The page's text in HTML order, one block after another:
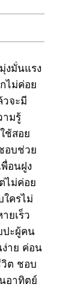
งมั่นแรง
ไม่ค่อย
จะมี
ามรู้
ช้สอย
อบช่วย
อนฝูง
ไม่ค่อย
ครไม่
ยเร็ว
ปะผู้คน
าย ค่อน
วิต ชอบ
อาทิตย์